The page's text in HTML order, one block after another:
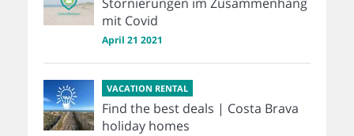
Stornierungen im Zusammenhang
mit Covid
April 21 2021
VACATION RENTAL
Find the best deals | Costa Brava
holiday homes